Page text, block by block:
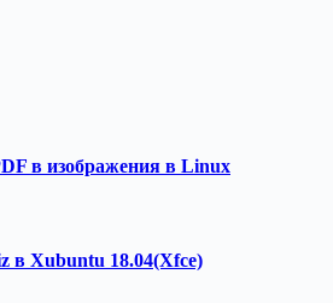
в изображения в Linux
в Xubuntu 18.04(Xfce)